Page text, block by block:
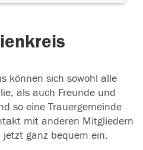
können sich sowohl alle
als auch Freunde und
so eine Trauergemeinde
mit anderen Mitgliedern
ganz bequem ein.